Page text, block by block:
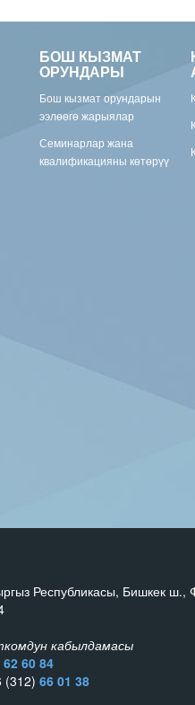
БОШ КЫЗМАТ
ОРУНДАРЫ
Бош кызмат орундарын
ээлөөгө жарыялар
Семинарлар жана
квалификацияны көтөрүү
Республикасы, Бишкек ш.,
кабылдамасы
62 60 84
(312) 66 01 38